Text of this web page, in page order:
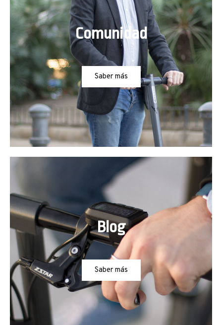
Comunidad
Saber más
Blog
Saber más